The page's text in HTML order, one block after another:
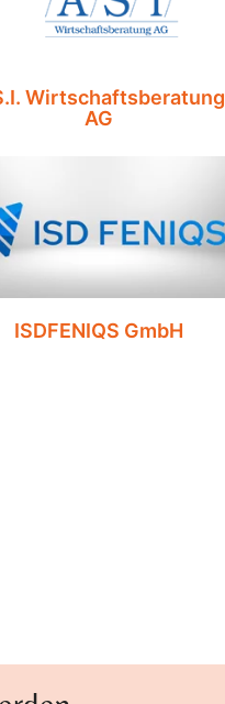
Wirtschaftsberatung
AG
ISDFENIQS GmbH